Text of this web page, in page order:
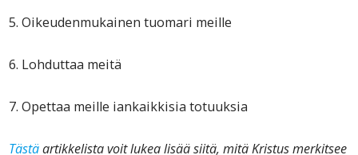
5. Oikeudenmukainen tuomari meille
6. Lohduttaa meitä
7. Opettaa meille iankaikkisia totuuksia
Tästäartikkelista voit lukea lisää siitä, mitä Kristus merkitsee